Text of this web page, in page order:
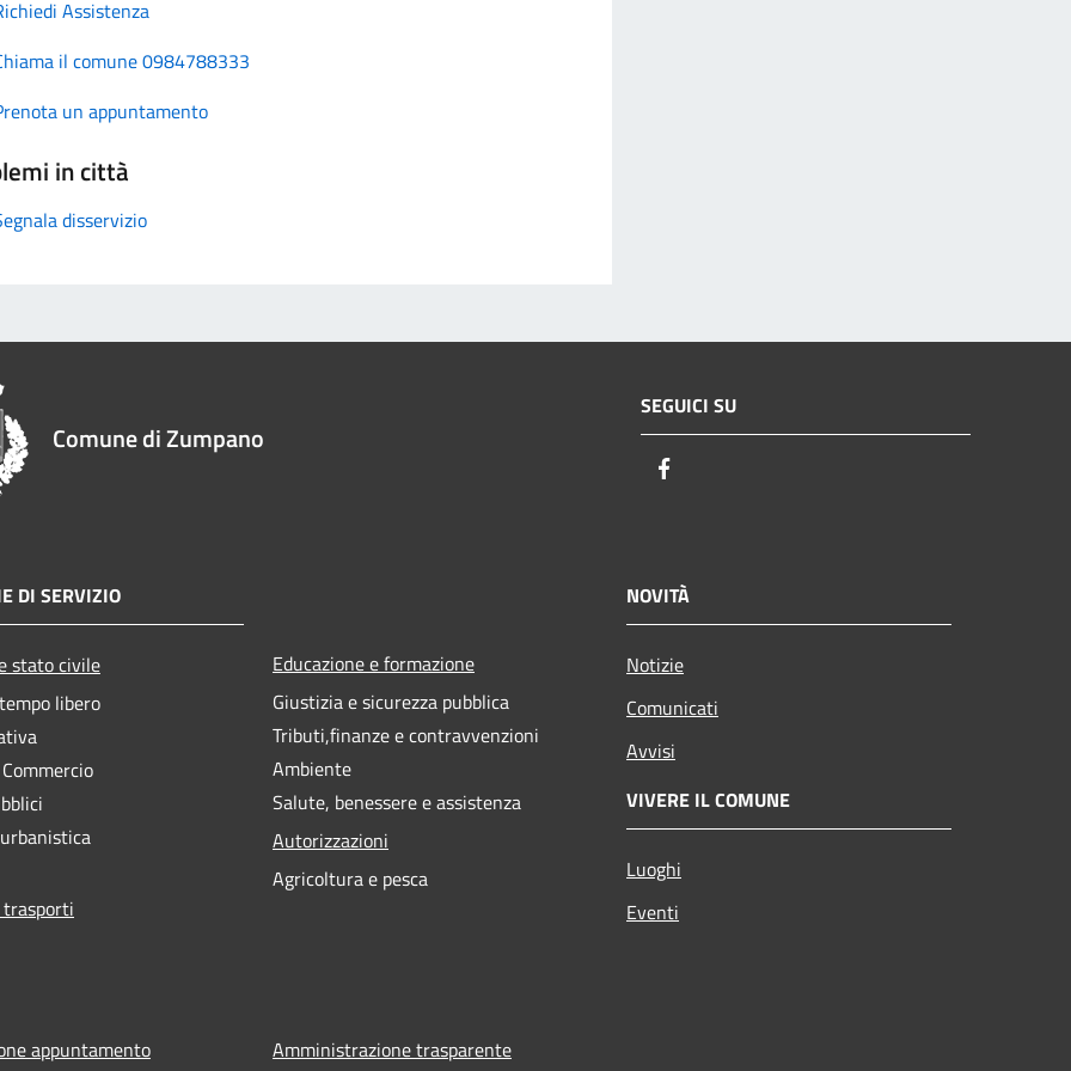
Assistenza
il comune 0984788333
un appuntamento
in città
disservizio
Comune di Zumpano
SEGUICI SU
DI SERVIZIO
stato civile
libero
Educazione e formazione
Giustizia e sicurezza pubblica
Tributi,finanze e contravvenzioni
Ambiente
Salute, benessere e assistenza
Autorizzazioni
Agricoltura e pesca
NOVITÀ
Notizie
Comunicati
Avvisi
VIVERE IL COMUNE
Luoghi
Eventi
appuntamento Amministrazione trasparente